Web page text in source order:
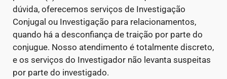
dúvida, oferecemos serviços de Investigação
Conjugal ou Investigação para relacionamentos,
quando há a desconfiança de traição por parte do
conjugue. Nosso atendimento é totalmente discreto,
e os serviços do Investigador não levanta suspeitas
por parte do investigado.